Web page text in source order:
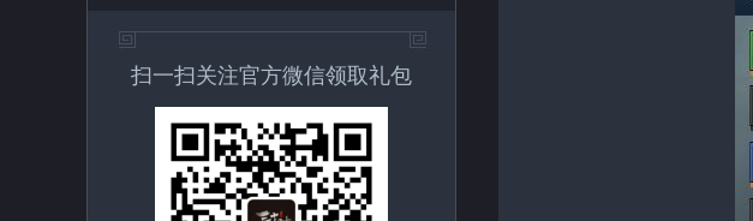
扫一扫关注官方微信领取礼包